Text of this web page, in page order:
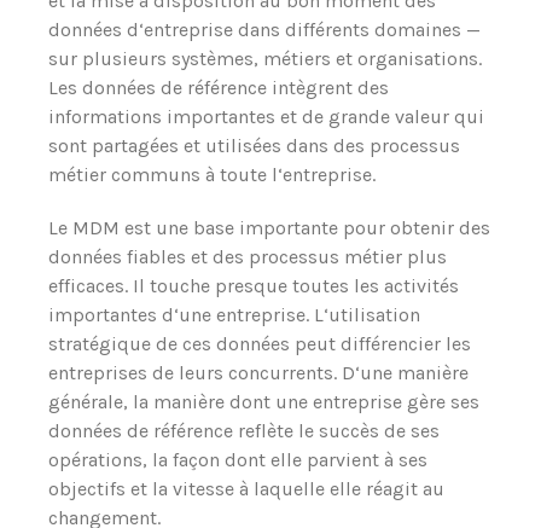
données d‘entreprise dans différents domaines —
sur plusieurs systèmes, métiers et organisations.
Les données de référence intègrent des
informations importantes et de grande valeur qui
sont partagées et utilisées dans des processus
métier communs à toute l‘entreprise.
Le MDM est une base importante pour obtenir des
données fiables et des processus métier plus
efficaces. Il touche presque toutes les activités
importantes d‘une entreprise. L‘utilisation
stratégique de ces données peut différencier les
entreprises de leurs concurrents. D‘une manière
générale, la manière dont une entreprise gère ses
données de référence reflète le succès de ses
opérations, la façon dont elle parvient à ses
objectifs et la vitesse à laquelle elle réagit au
changement.